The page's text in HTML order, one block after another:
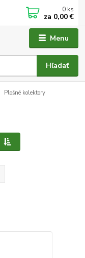
Menu
Hľadať
0 ks
za 0,00 €
Plošné kolektory